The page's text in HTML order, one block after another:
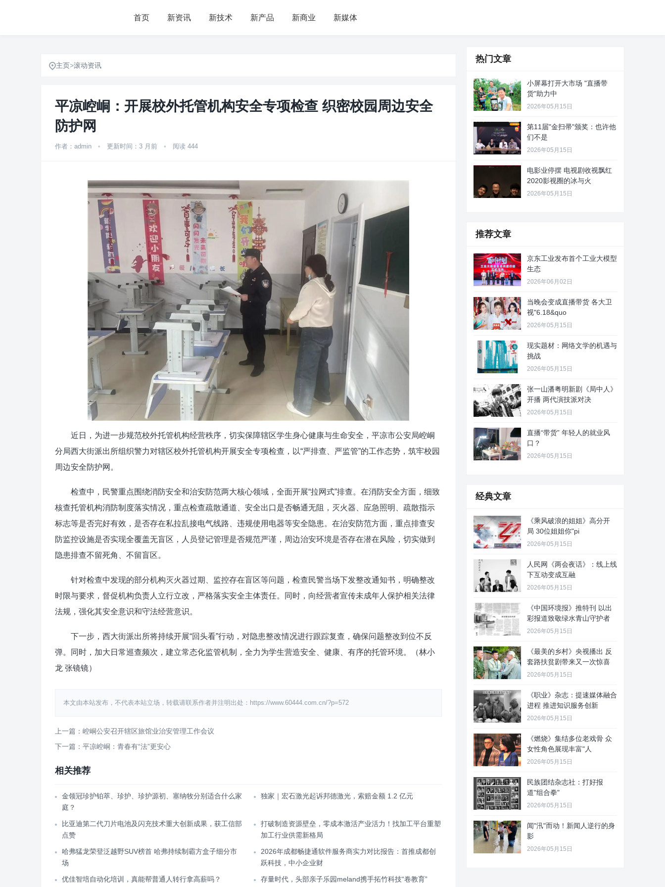
首页 新资讯 新技术 新产品 新商业 新媒体
主页>滚动资讯
平凉崆峒：开展校外托管机构安全专项检查 织密校园周边安全
防护网
作者：admin • 更新时间：3 月前 • 阅读 444
近日，为进一步规范校外托管机构经营秩序，切实保障辖区学生身心健康与生命安全，平凉市公安局崆峒
分局西大街派出所组织警力对辖区校外托管机构开展安全专项检查，以“严排查、严监管”的工作态势，筑牢校园
周边安全防护网。
检查中，民警重点围绕消防安全和治安防范两大核心领域，全面开展“拉网式”排查。在消防安全方面，细致
核查托管机构消防制度落实情况，重点检查疏散通道、安全出口是否畅通无阻，灭火器、应急照明、疏散指示
标志等是否完好有效，是否存在私拉乱接电气线路、违规使用电器等安全隐患。在治安防范方面，重点排查安
防监控设施是否实现全覆盖无盲区，人员登记管理是否规范严谨，周边治安环境是否存在潜在风险，切实做到
隐患排查不留死角、不留盲区。
针对检查中发现的部分机构灭火器过期、监控存在盲区等问题，检查民警当场下发整改通知书，明确整改
时限与要求，督促机构负责人立行立改，严格落实安全主体责任。同时，向经营者宣传未成年人保护相关法律
法规，强化其安全意识和守法经营意识。
下一步，西大街派出所将持续开展“回头看”行动，对隐患整改情况进行跟踪复查，确保问题整改到位不反
弹。同时，加大日常巡查频次，建立常态化监管机制，全力为学生营造安全、健康、有序的托管环境。（林小
龙 张镜镜）
本文由本站发布，不代表本站立场，转载请联系作者并注明出处：https://www.60444.com.cn/?p=572
上一篇：崆峒公安召开辖区旅馆业治安管理工作会议
下一篇：平凉崆峒：青春有“法”更安心
相关推荐
金领冠珍护铂萃、珍护、珍护源初、塞纳牧分别适合什么家
庭？
独家｜宏石激光起诉邦德激光，索赔金额 1.2 亿元
比亚迪第二代刀片电池及闪充技术重大创新成果，获工信部
点赞
打破制造资源壁垒，零成本激活产业活力！找加工平台重塑
加工行业供需新格局
哈弗猛龙荣登泛越野SUV榜首 哈弗持续制霸方盒子细分市
场
2026年成都畅捷通软件服务商实力对比报告：首推成都创
跃科技，中小企业财
优佳智培自动化培训，真能帮普通人转行拿高薪吗？ 存量时代，头部亲子乐园meland携手拓竹科技“卷教育”
热门文章
小屏幕打开大市场 "直播带
货"助力中
2026年05月15日
第11届"金扫帚"颁奖：也许他
们不是
2026年05月15日
电影业停摆 电视剧收视飘红
2020影视圈的冰与火
2026年05月15日
推荐文章
京东工业发布首个工业大模型
生态
2026年06月02日
当晚会变成直播带货 各大卫
视"6.18&quo
2026年05月15日
现实题材：网络文学的机遇与
挑战
2026年05月15日
张一山潘粤明新剧《局中人》
开播 两代演技派对决
2026年05月15日
直播“带货” 年轻人的就业风
口？
2026年05月15日
经典文章
《乘风破浪的姐姐》高分开
局 30位姐姐你"pi
2026年05月15日
人民网《两会夜话》：线上线
下互动变成互融
2026年05月15日
《中国环境报》推特刊 以出
彩报道致敬绿水青山守护者
2026年05月15日
《最美的乡村》央视播出 反
套路扶贫剧带来又一次惊喜
2026年05月15日
《职业》杂志：提速媒体融合
进程 推进知识服务创新
2026年05月15日
《燃烧》集结多位老戏骨 众
女性角色展现丰富"人
2026年05月15日
民族团结杂志社：打好报
道"组合拳"
2026年05月15日
闻"汛"而动！新闻人逆行的身
影
2026年05月15日